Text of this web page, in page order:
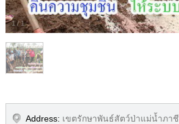
1/1
Address: เขตรักษาพันธ์สัตว์ป่าแม่น้ำภาชี